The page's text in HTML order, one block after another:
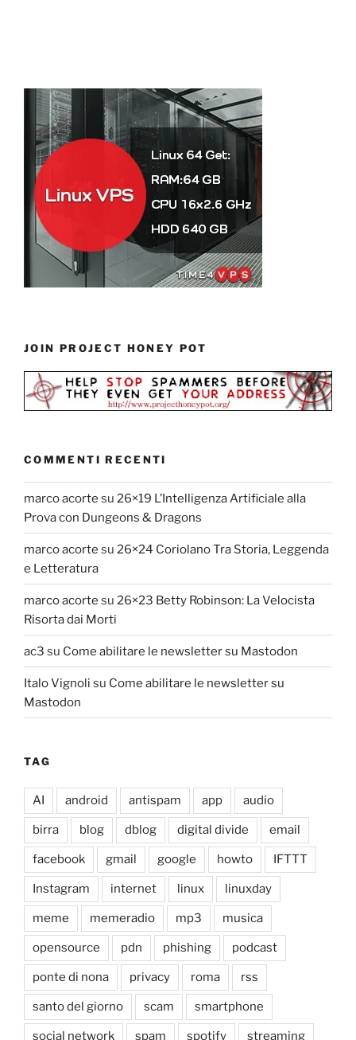
JOIN PROJECT HONEY POT
COMMENTI RECENTI
marco acorte su 26×19 L’Intelligenza Artificiale alla
Prova con Dungeons & Dragons
marco acorte su 26×24 Coriolano Tra Storia, Leggenda
e Letteratura
marco acorte su 26×23 Betty Robinson: La Velocista
Risorta dai Morti
ac3 su Come abilitare le newsletter su Mastodon
Italo Vignoli su Come abilitare le newsletter su
Mastodon
TAG
AI android antispam app audio
birra blog dblog digital divide email
facebook gmail google howto IFTTT
Instagram internet linux linuxday
meme memeradio mp3 musica
opensource pdn phishing podcast
ponte di nona privacy roma rss
santo del giorno scam smartphone
social network spam spotify streaming